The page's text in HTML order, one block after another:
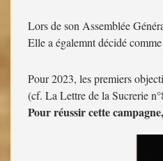
Lors de son Assemblée
Elle a égalemnt décidé
Pour 2023, les premiers
(cf. La Lettre de la Sucrerie
Pour réussir cette